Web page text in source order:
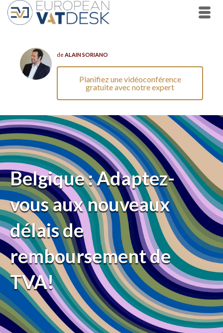
de ALAIN SORIANO
Planifiez une vidéoconférence
gratuite avec notre expert
Belgique : Adaptez-
vous aux nouveaux
délais de
remboursement de
TVA!